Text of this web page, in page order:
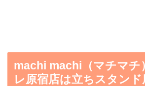
machi machi（マチマチ
レ原宿店は立ちスタンド